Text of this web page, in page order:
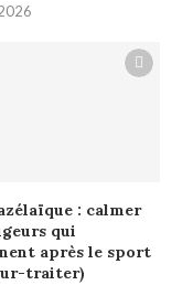
: calmer
qui
après le sport
traiter)